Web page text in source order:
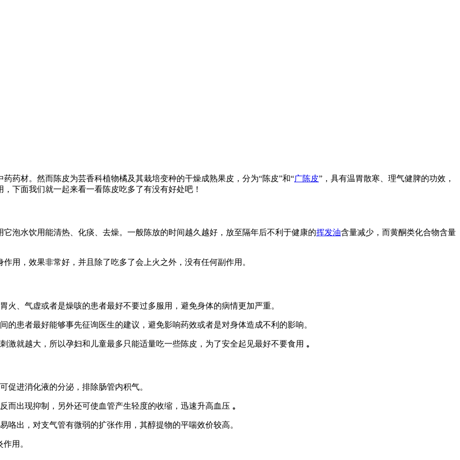
药材。然而陈皮为芸香科植物橘及其栽培变种的干燥成熟果皮，分为“陈皮”和“广陈皮”，具有温胃散寒、理气健脾的功效，
下面我们就一起来看一看陈皮吃多了有没有好处吧！
泡水饮用能清热、化痰、去燥。一般陈放的时间越久越好，放至隔年后不利于健康的挥发油含量减少，而黄酮类化合物含量
用，效果非常好，并且除了吃多了会上火之外，没有任何副作用。
、气虚或者是燥咳的患者最好不要过多服用，避免身体的病情更加严重。
患者最好能够事先征询医生的建议，避免影响药效或者是对身体造成不利的影响。
激就越大，所以孕妇和儿童最多只能适量吃一些陈皮，为了安全起见最好不要食用 。
促进消化液的分泌，排除肠管内积气。
而出现抑制，另外还可使血管产生轻度的收缩，迅速升高血压 。
咯出，对支气管有微弱的扩张作用，其醇提物的平喘效价较高。
用。